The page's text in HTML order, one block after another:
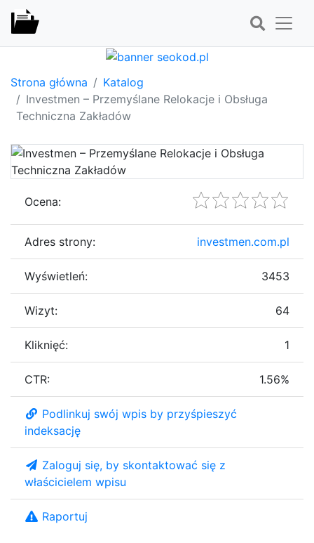
Strona główna
Katalog
Investmen – Przemyślane Relokacje i Obsługa
Techniczna Zakładów
Ocena:
Adres strony: investmen.com.pl
Wyświetleń: 3453
Wizyt: 64
Kliknięć: 1
CTR: 1.56%
Podlinkuj swój wpis by przyśpieszyć
indeksację
Zaloguj się, by skontaktować się z
właścicielem wpisu
Raportuj